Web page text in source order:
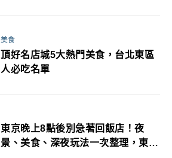
美食
頂好名店城5大熱門美食，台北東區
人必吃名單
東京晚上8點後別急著回飯店！夜
景、美食、深夜玩法一次整理，東京